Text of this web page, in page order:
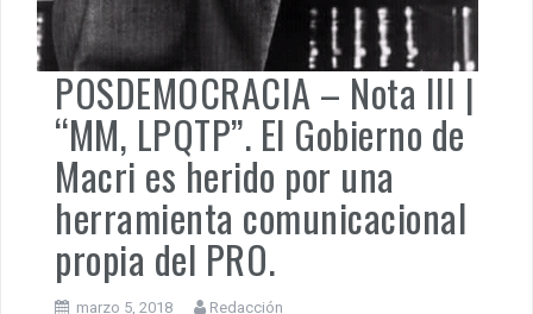
POSDEMOCRACIA – Nota III |
“MM, LPQTP”. El Gobierno de
Macri es herido por una
herramienta comunicacional
propia del PRO.
marzo 5, 2018 Redacción